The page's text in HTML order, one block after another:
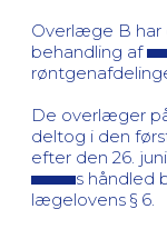
Overlæge B har
behandling af
De overlæger
deltog i den
efter den 26.
s håndled
lægelovens § 6.